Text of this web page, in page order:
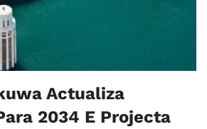
Actualiza
2034 E Projecta